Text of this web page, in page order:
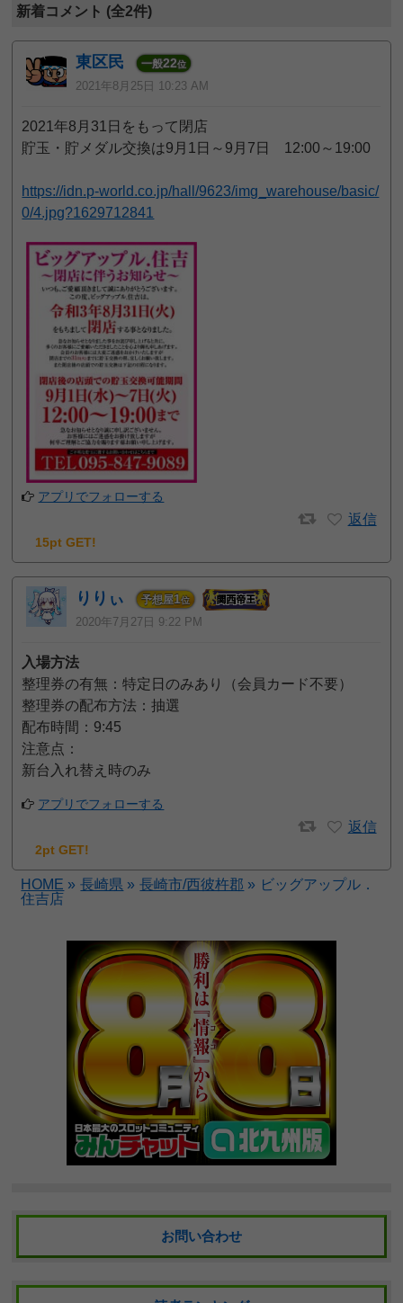
新着コメント (全2件)
東区民 一般22位
2021年8月25日 10:23 AM
2021年8月31日をもって閉店
貯玉・貯メダル交換は9月1日～9月7日 12:00～19:00
https://idn.p-world.co.jp/hall/9623/img_warehouse/basic/
0/4.jpg?1629712841
アプリでフォローする
返信
15pt GET!
りりぃ 予想屋1位
2020年7月27日 9:22 PM
入場方法
整理券の有無：特定日のみあり（会員カード不要）
整理券の配布方法：抽選
配布時間：9:45
注意点：
新台入れ替え時のみ
アプリでフォローする
返信
2pt GET!
HOME » 長崎県 » 長崎市/西彼杵郡 » ビッグアップル．
住吉店
お問い合わせ